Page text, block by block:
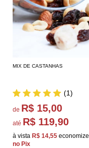
MIX DE CASTANHAS
(1)
de R$ 15,00
até R$ 119,90
à vista R$ 14,55 economize
no Pix